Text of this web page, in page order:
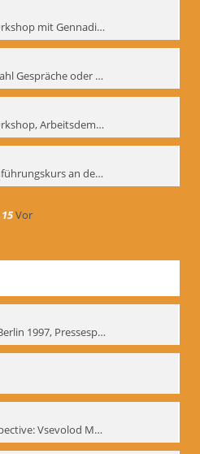
Biomechanik-Workshop mit Gennadij Bogdanow, Berlin, 1997
Eine gewisse Anzahl Gespräche oder das völlig unbearbeitete Stundenbuch, Berlin 1995.
Biomechanik-Workshop, Arbeitsdemonstration in der Staatsoper unter den Linden 2002
Biomechanik. Einführungskurs an der HfS "Ernst Busch" 1995 (Vorarbeiten zu den Inszenierungen von T. Ostermeier u. Chr. v. Treskow). Teil 2
15Vor
Mann ist Mann, Berlin 1997, Pressespiegel - interne Signatur: BM-prt-262-24
Directors in Perspective: Vsevolod Meyerhold - interne Signatur BM-prt-6